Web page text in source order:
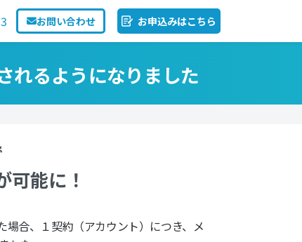
お問い合わせ お申込みはこちら
れるようになりました
可能に！
場合、１契約（アカウント）につき、メ